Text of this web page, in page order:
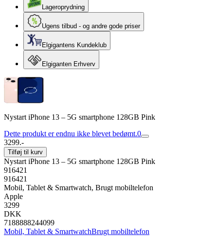
Lageroprydning
Ugens tilbud - og andre gode priser
Elgigantens Kundeklub
Elgiganten Erhverv
Nystart iPhone 13 – 5G smartphone 128GB Pink
Dette produkt er endnu ikke blevet bedømt.0
3299.-
Tilføj til kurv
Nystart iPhone 13 – 5G smartphone 128GB Pink
916421
916421
Mobil, Tablet & Smartwatch, Brugt mobiltelefon
Apple
3299
DKK
7188888244099
Mobil, Tablet & SmartwatchBrugt mobiltelefon